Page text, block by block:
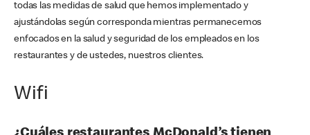
todas las medidas de salud que hemos implementado y
ajustándolas según corresponda mientras permanecemos
enfocados en la salud y seguridad de los empleados en los
restaurantes y de ustedes, nuestros clientes.
Wifi